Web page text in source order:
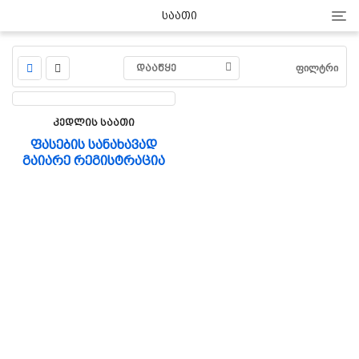
Საათი
ᲓᲐᲐᲬᲧᲔ ᲤᲘᲚᲢᲠᲘ
Კედლის Საათი
ფასების სანახავად
გაიარე რეგისტრაცია